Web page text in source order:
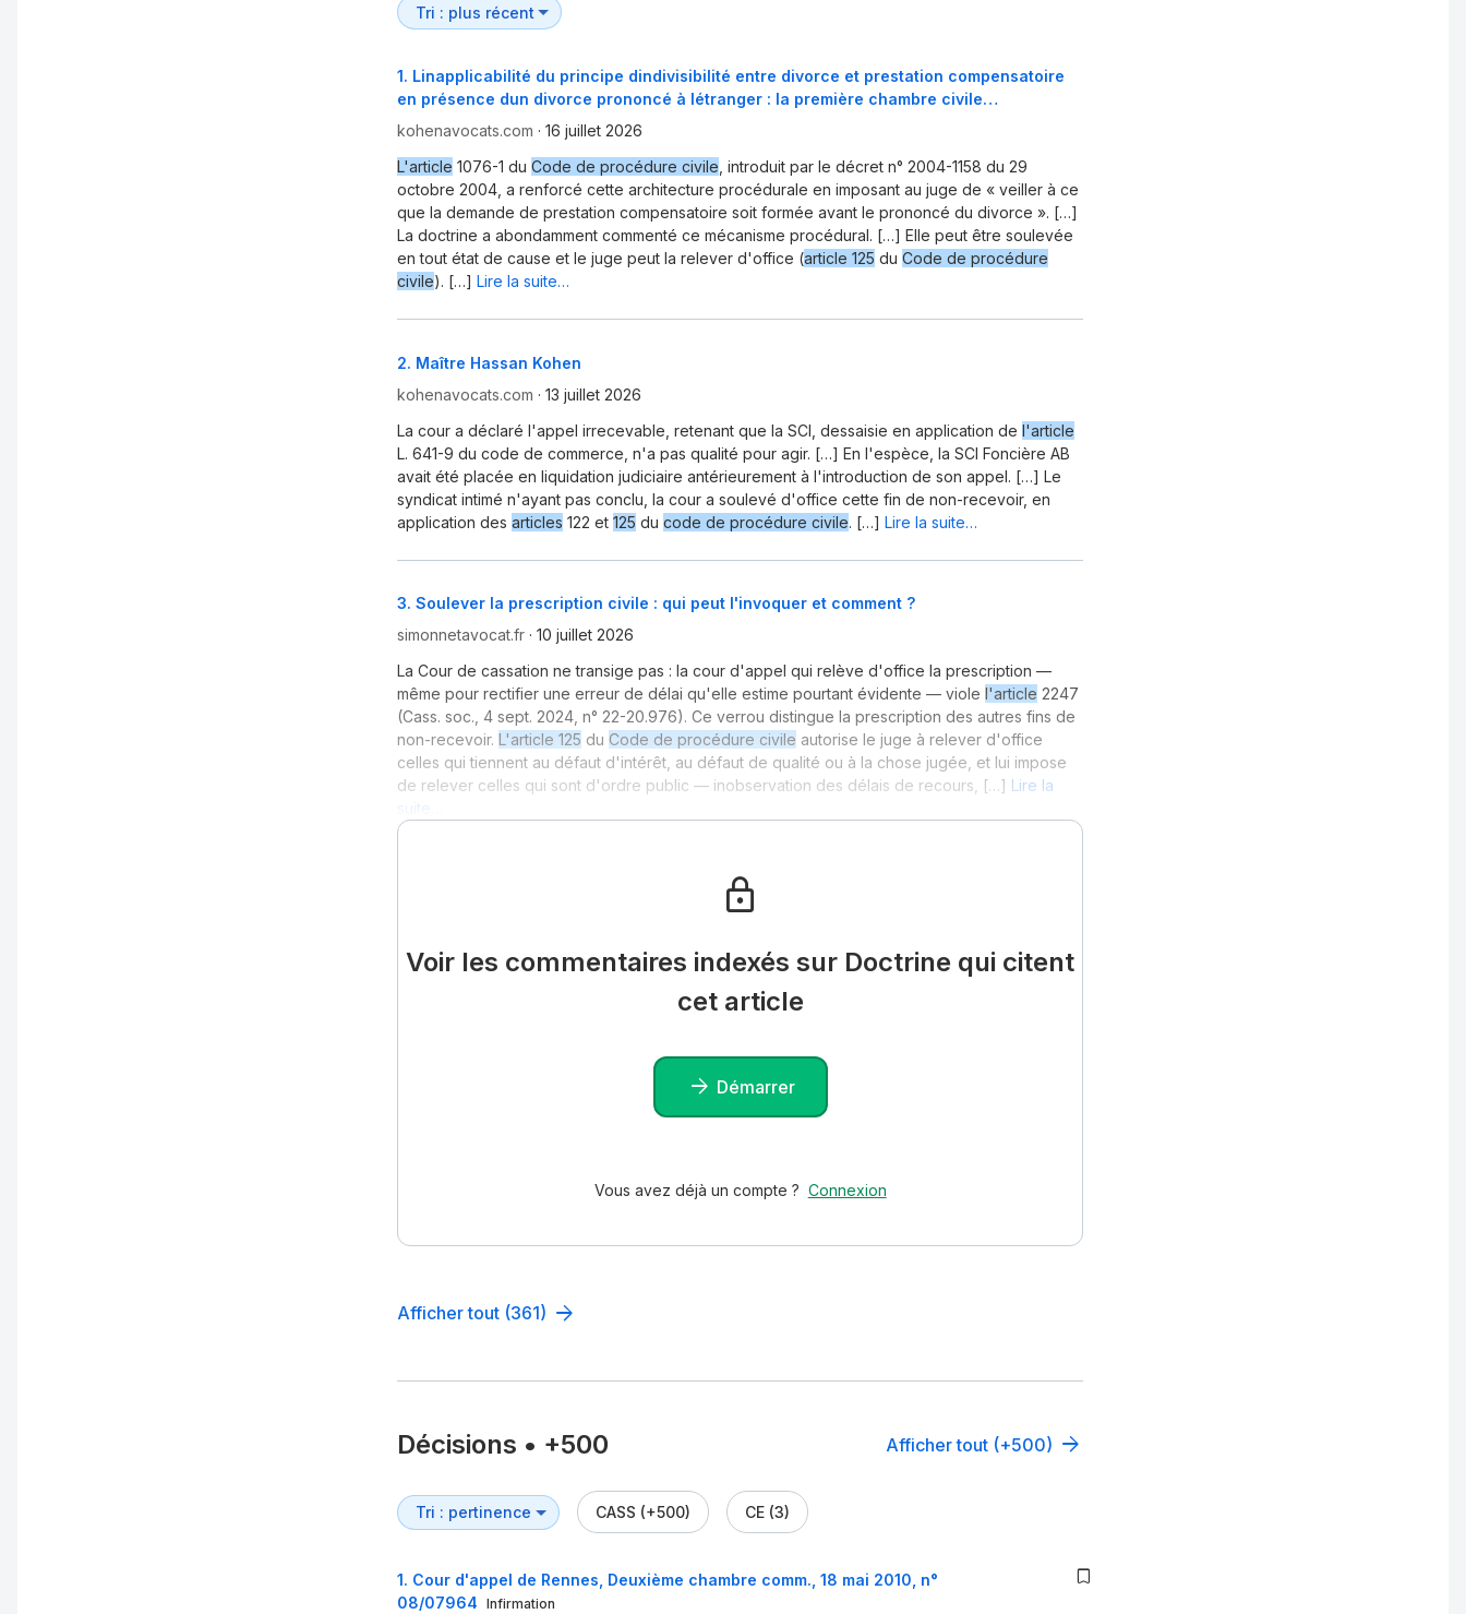
1. Linapplicabilité du principe dindivisibilité entre divorce et prestation compensatoire
en présence dun divorce prononcé à létranger : la première chambre civile…
kohenavocats.com · 16 juillet 2026
L'article 1076-1 du Code de procédure civile , introduit par le décret n° 2004-1158 du 29
octobre 2004, a renforcé cette architecture procédurale en imposant au juge de « veiller à ce
que la demande de prestation compensatoire soit formée avant le prononcé du divorce ». […]
La doctrine a abondamment commenté ce mécanisme procédural. […] Elle peut être soulevée
en tout état de cause et le juge peut la relever d'office (article 125 du Code de procédure
civile). […] Lire la suite…
2. Maître Hassan Kohen
kohenavocats.com · 13 juillet 2026
La cour a déclaré l'appel irrecevable, retenant que la SCI, dessaisie en application de l'article
L. 641-9 du code de commerce, n'a pas qualité pour agir. […] En l'espèce, la SCI Foncière AB
avait été placée en liquidation judiciaire antérieurement à l'introduction de son appel. […] Le
syndicat intimé n'ayant pas conclu, la cour a soulevé d'office cette fin de non-recevoir, en
application des articles 122 et 125 du code de procédure civile. […] Lire la suite…
3. Soulever la prescription civile : qui peut l'invoquer et comment ?
simonnetavocat.fr · 10 juillet 2026
La Cour de cassation ne transige pas : la cour d'appel qui relève d'office la prescription —
même pour rectifier une erreur de délai qu'elle estime pourtant évidente — viole l'article 2247
(Cass. soc., 4 sept. 2024, n° 22-20.976). Ce verrou distingue la prescription des autres fins de
non-recevoir. L'article 125 du Code de procédure civile autorise le juge à relever d'office
celles qui tiennent au défaut d'intérêt, au défaut de qualité ou à la chose jugée, et lui impose
de relever celles qui sont d'ordre public — inobservation des délais de recours, […] Lire la
suite…
Voir les commentaires indexés sur Doctrine qui citent
cet article
Démarrer
Vous avez déjà un compte ? Connexion
Afficher tout (361)
Décisions • +500 Afficher tout (+500)
CASS (+500) CE (3)
1. Cour d'appel de Rennes, Deuxième chambre comm., 18 mai 2010, n°
08/07964 Infirmation